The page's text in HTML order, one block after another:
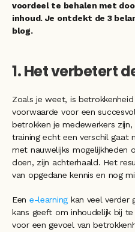
voordeel te behalen met
inhoud. Je ontdekt de 3
blog.
1. Het verbetert
Zoals je weet, is
voorwaarde voor een
betrokken je medewerkers
training echt een verschil gaat
met nauwelijks
doen, zijn achterhaald. Het
van opgedane kennis en nog
Een e-learning kan veel verder
kans geeft om inhoudelijk bij
voor een gevoel van